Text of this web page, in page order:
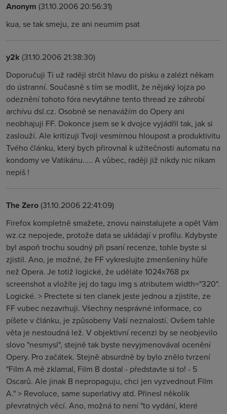
Anonym (31.10.2006 20:56:31)
kua, se tak smeju, ze ani neumim psat
y2k (31.10.2006 21:38:30)
Doporučuji Ti už raději strčit hlavu do písku a zalézt někam
do ústranní. Současně s tím se modlit, že nějaký lojza po
odeznění tohoto fóra nevytáhne tento thread ze záhrobí
archívu dsl.cz. Osobně se nenavážím do Opery ani
neobhajuji FF. Dokonce jsem se k dvojce vyjádřil tak, jak si
zaslouží. Ale kritizuji Tvoji vesmírnou hloupost a produktivitu
Tvého článku, který bych přirovnal k užitečnosti automatu na
kondomy ve Vatikánu..... A vůbec, raději již nikdy nic nikam
nepiš !
The Zero(31.10.2006 22:41:09)
Firefox kompletně smažete, znovu nainstalujete a opět Vám
wz.cz nepojede, protože data se ukládají v profilu. Kdybyste
byl aspoň trochu soudný při psaní recenze, tohle byste si
zjistil. Ano, je možné, že FF vykreslujte zmenšeniny hůře
než Opera. Je totiž logické, že uděláte 1024x768 px
screenshot a vložíte jej do tagu img s atributem width="320".
Logické. > Prectete si ten clanek jeste jednou a zjistite, ze
FF vubec nezavrhuji. Všechny nesprávné informace, co
píšete v článku, je způsobeny Vaší neznalostí. Ovšem tahle
věta je nestoudná lež. V objektivní recenzi by se neobjevilo
slovo "nesmysl", stejně tak byste nevyjmenovával ocenění
Opery. Pro začátek. Stejně absurdně by bylo znělo tvrzení
"Film A mě zklamal, Film B dostal - představte si to! - 5
Oscarů. Ale jinak B nepropaguju, chci jen vyzvednout Film
A." > Revoluce, same superlativy atd. Přinesl několik
převratných věcí. Ano, možná to není "to vydání, které